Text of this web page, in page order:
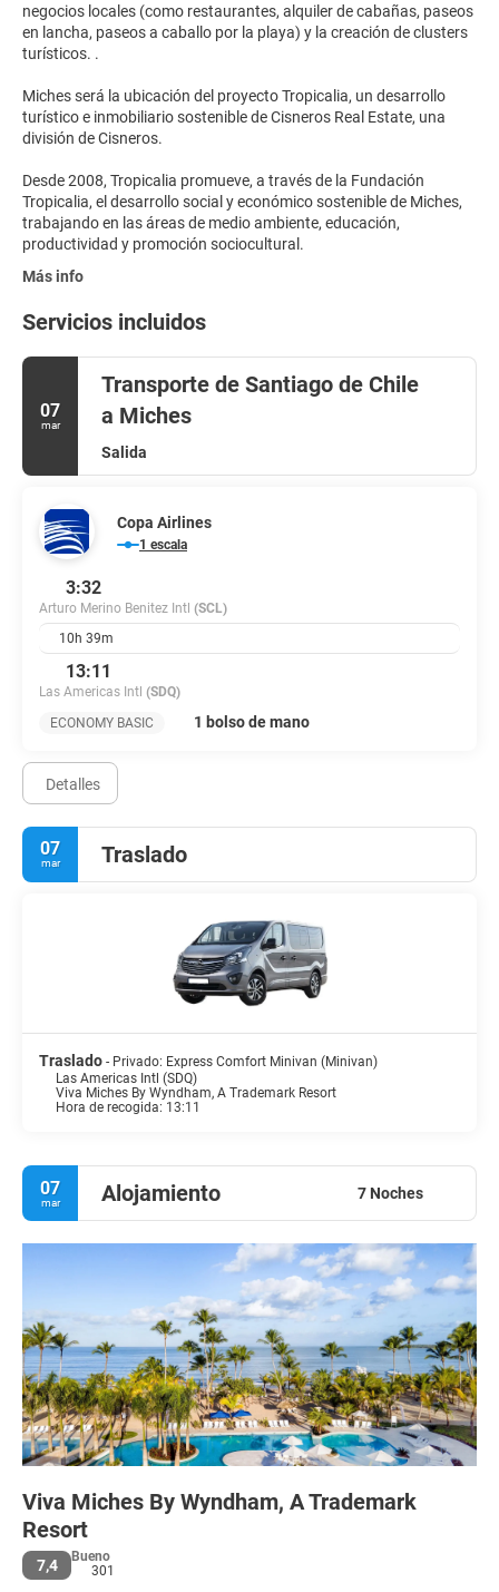
negocios locales (como restaurantes, alquiler de cabañas, paseos
en lancha, paseos a caballo por la playa) y la creación de clusters
turísticos. .
Miches será la ubicación del proyecto Tropicalia, un desarrollo
turístico e inmobiliario sostenible de Cisneros Real Estate, una
división de Cisneros.
Desde 2008, Tropicalia promueve, a través de la Fundación
Tropicalia, el desarrollo social y económico sostenible de Miches,
trabajando en las áreas de medio ambiente, educación,
productividad y promoción sociocultural.
Más info
Servicios incluidos
07
mar
Transporte de Santiago de Chile
a Miches
Salida
Copa Airlines
1 escala
3:32
Arturo Merino Benitez Intl (SCL)
10h 39m
13:11
Las Americas Intl (SDQ)
ECONOMY BASIC
1 bolso de mano
Detalles
07
mar Traslado
Traslado - Privado: Express Comfort Minivan (Minivan)
Las Americas Intl (SDQ)
Viva Miches By Wyndham, A Trademark Resort
Hora de recogida: 13:11
07
mar Alojamiento 7 Noches
Viva Miches By Wyndham, A Trademark
Resort
7,4
Bueno
301